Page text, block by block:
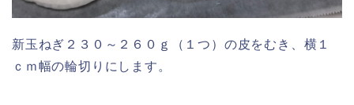
新玉ねぎ２３０～２６０ｇ（１つ）の皮をむき、横１
ｃｍ幅の輪切りにします。